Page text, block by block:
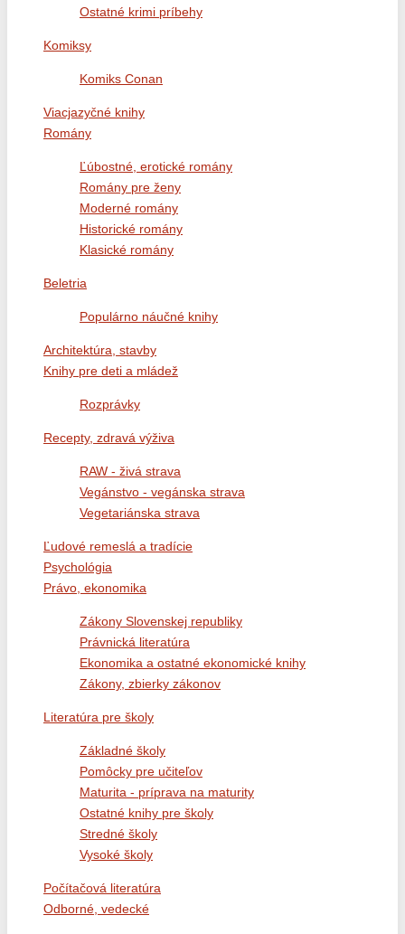
Ostatné krimi príbehy
Komiksy
Komiks Conan
Viacjazyčné knihy
Romány
Ľúbostné, erotické romány
Romány pre ženy
Moderné romány
Historické romány
Klasické romány
Beletria
Populárno náučné knihy
Architektúra, stavby
Knihy pre deti a mládež
Rozprávky
Recepty, zdravá výživa
RAW - živá strava
Vegánstvo - vegánska strava
Vegetariánska strava
Ľudové remeslá a tradície
Psychológia
Právo, ekonomika
Zákony Slovenskej republiky
Právnická literatúra
Ekonomika a ostatné ekonomické knihy
Zákony, zbierky zákonov
Literatúra pre školy
Základné školy
Pomôcky pre učiteľov
Maturita - príprava na maturity
Ostatné knihy pre školy
Stredné školy
Vysoké školy
Počítačová literatúra
Odborné, vedecké